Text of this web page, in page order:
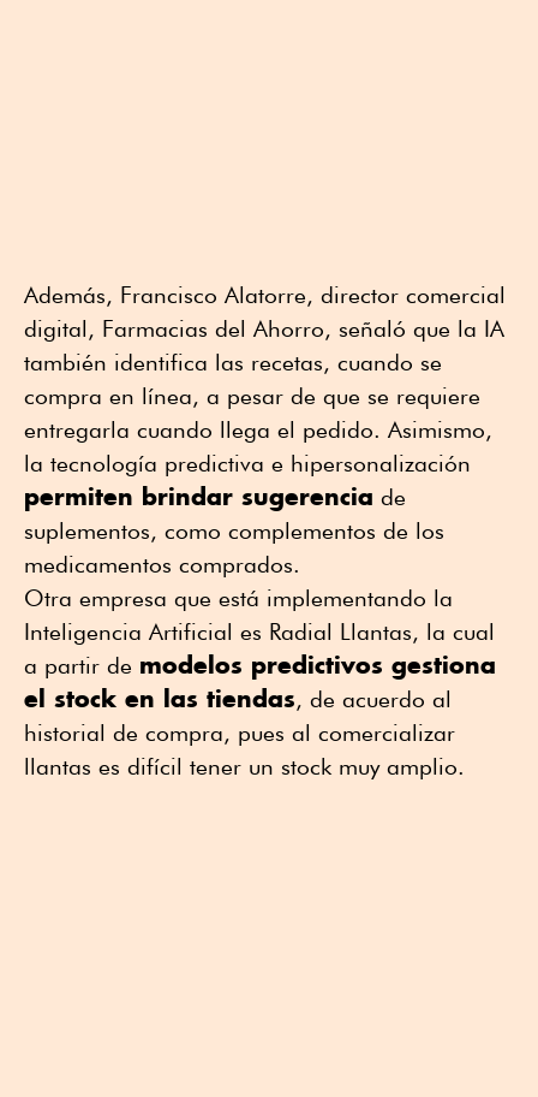
Además, Francisco Alatorre, director comercial
digital, Farmacias del Ahorro, señaló que la IA
también identifica las recetas, cuando se
compra en línea, a pesar de que se requiere
entregarla cuando llega el pedido. Asimismo,
la tecnología predictiva e hipersonalización
permiten brindar sugerencia de
suplementos, como complementos de los
medicamentos comprados.
Otra empresa que está implementando la
Inteligencia Artificial es Radial Llantas, la cual
a partir de modelos predictivos gestiona
el stock en las tiendas, de acuerdo al
historial de compra, pues al comercializar
llantas es difícil tener un stock muy amplio.